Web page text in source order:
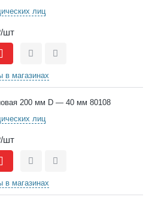
лиц
шт
СравнитьОтложить
в магазинах
200 мм D — 40 мм 80108
лиц
шт
СравнитьОтложить
в магазинах